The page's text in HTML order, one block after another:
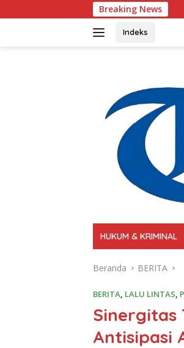
ke
Breaking NewsPolri
Indeks
HUKUM & KRIMINAL
Beranda BERITA
BERITA, LALU LINTAS,
Sinergitas
Antisipasi